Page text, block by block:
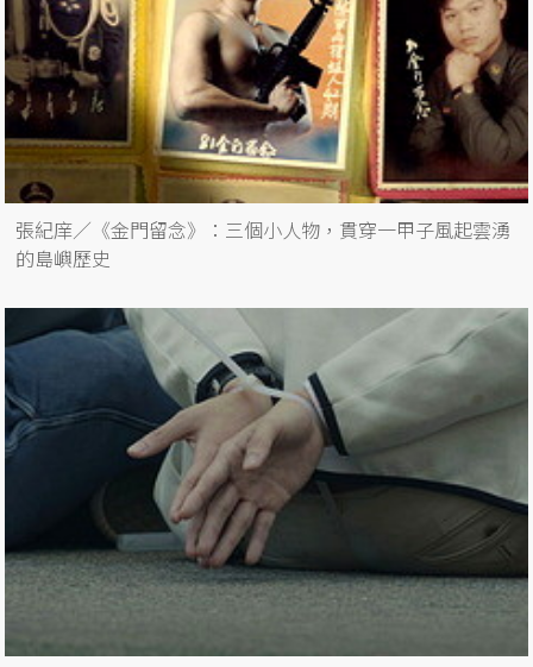
張紀庠／《金門留念》：三個小人物，貫穿一甲子風起雲湧
的島嶼歷史